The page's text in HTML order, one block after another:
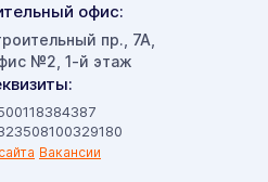
офис:
пр., 7А,
№2, 1-й этаж
Вакансии